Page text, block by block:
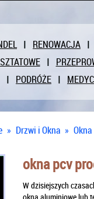
RENOWACJA
PODRÓŻE
» Drzwi i Okna »
okna pcv
W dzisiejszych